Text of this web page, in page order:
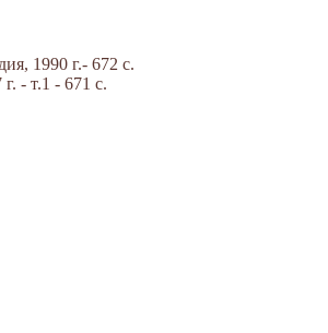
1990 г.- 672 с.
- т.1 - 671 с.